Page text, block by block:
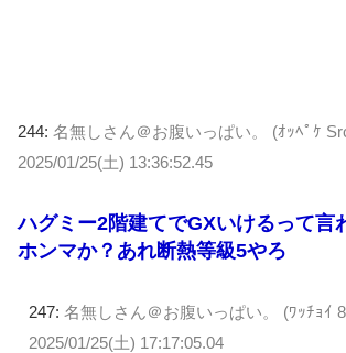
244: 名無しさん＠お腹いっぱい。 (ｵｯﾍﾟｹ
2025/01/25(土) 13:36:52.45
ハグミー2階建てでGXいけるって言
ホンマか？あれ断熱等級5やろ
247: 名無しさん＠お腹いっぱい。 (ﾜｯﾁｮｲ
2025/01/25(土) 17:17:05.04